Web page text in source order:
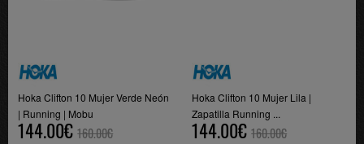
Hoka Clifton 10 Mujer Verde Neón
| Running | Mobu
144.00€ 160.00€
Hoka Clifton 10 Mujer Lila |
Zapatilla Running ...
144.00€ 160.00€